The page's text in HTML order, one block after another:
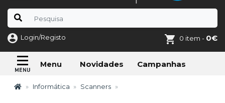
Login/Registo 0 item - 0€
Menu Novidades Campanhas
Informática Scanners